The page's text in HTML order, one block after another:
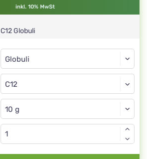
inkl. 10% MwSt
C12Globuli
Form
Globuli
C12
Globuli